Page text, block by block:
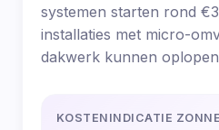
systemen starten rond
installaties met micro-
dakwerk kunnen
KOSTENINDICATIE